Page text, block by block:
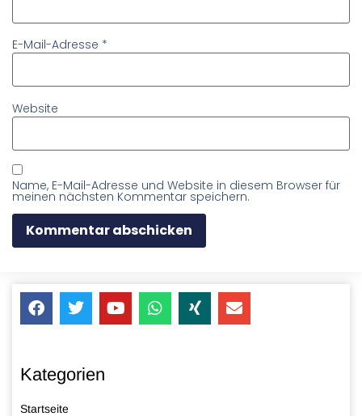
E-Mail-Adresse *
Website
Name, E-Mail-Adresse und Website in diesem Browser für
meinen nächsten Kommentar speichern.
Kategorien
Startseite